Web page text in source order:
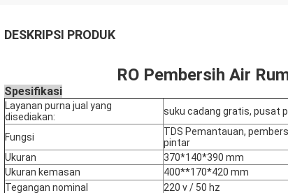
DESKRIPSI PRODUK
RO Pembersih Air
Spesifikasi
Layanan purna jual yang
disediakan:
suku cadang gratis, pusat
Fungsi
TDS Pemantauan,
pintar
Ukuran
370*140*390 mm
Ukuran kemasan
400**170*420 mm
Tegangan nominal
220 v / 50 hz